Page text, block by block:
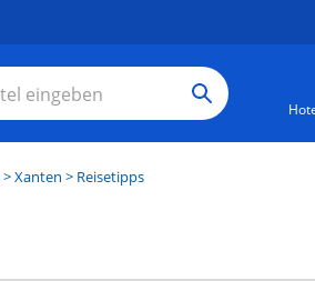
>Xanten > Reisetipps